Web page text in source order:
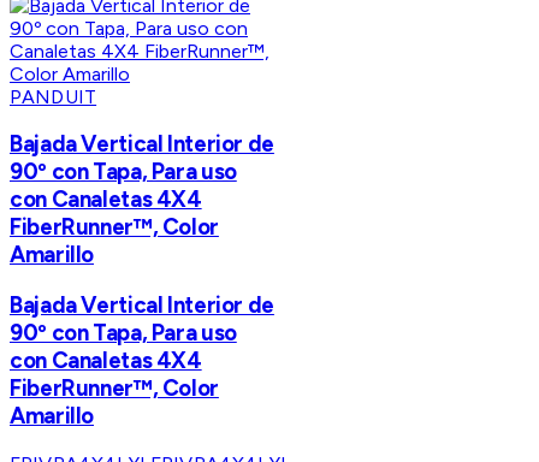
PANDUIT
Bajada Vertical Interior de
90º con Tapa, Para uso
con Canaletas 4X4
FiberRunner™, Color
Amarillo
Bajada Vertical Interior de
90º con Tapa, Para uso
con Canaletas 4X4
FiberRunner™, Color
Amarillo